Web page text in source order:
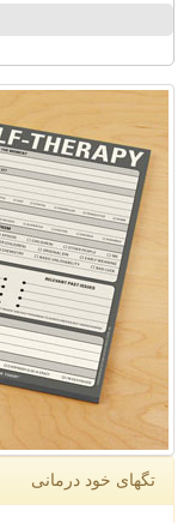
تگهای خود درمانی